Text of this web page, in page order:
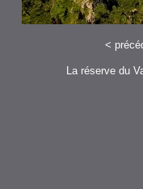
<
La réserve du